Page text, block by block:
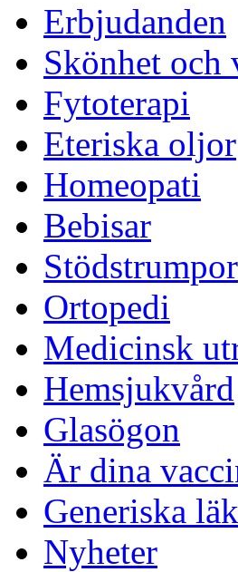
Erbjudanden
Skönhet och
Fytoterapi
Eteriska oljor
Homeopati
Bebisar
Stödstrumpor
Ortopedi
Medicinsk
Hemsjukvård
Glasögon
Är dina
Generiska
Nyheter